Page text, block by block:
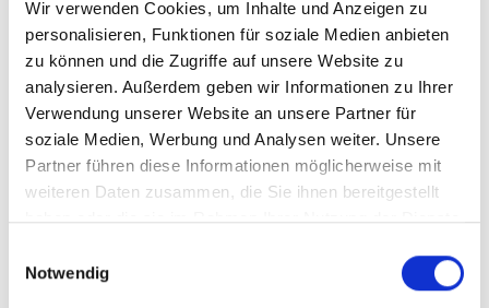
Wir verwenden Cookies, um Inhalte und Anzeigen zu
personalisieren, Funktionen für soziale Medien anbieten
zu können und die Zugriffe auf unsere Website zu
analysieren. Außerdem geben wir Informationen zu Ihrer
Verwendung unserer Website an unsere Partner für
soziale Medien, Werbung und Analysen weiter. Unsere
Partner führen diese Informationen möglicherweise mit
weiteren Daten zusammen, die Sie ihnen bereitgestellt
haben oder die sie im Rahmen Ihrer Nutzung der Dienste
Notwendig
Melanie Preibisch
Amt für Bildung, Sport, Kultur und
Veranstaltungsmanagement
Kölner Str. 12, 57439 Attendorn
+49 2722 / 64421